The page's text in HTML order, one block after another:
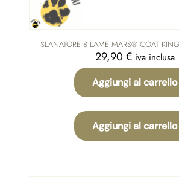
SLANATORE 8 LAME MARS® COAT
29,90 € iva inclusa
Aggiungi al carrello
Aggiungi al carrello